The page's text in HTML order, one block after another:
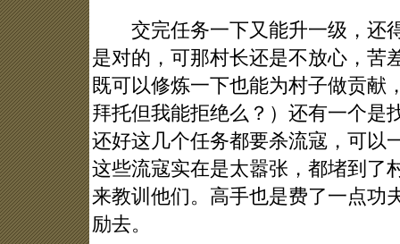
交完任务一下又能升一级，还得
是对的，可那村长还是不放心，苦
既可以修炼一下也能为村子做贡献
拜托但我能拒绝么？）还有一个
还好这几个任务都要杀流寇，可以
这些流寇实在是太嚣张，都堵到了
来教训他们。高手也是费了一点功
励去。